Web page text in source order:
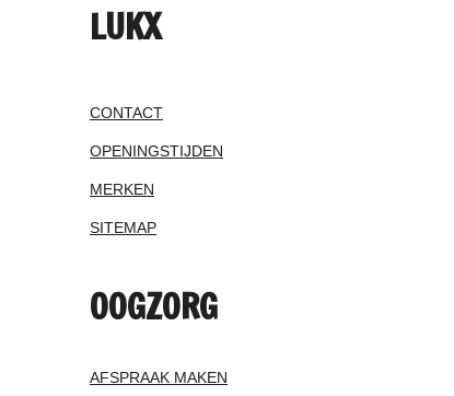
LUKX
CONTACT
OPENINGSTIJDEN
MERKEN
SITEMAP
OOGZORG
AFSPRAAK MAKEN